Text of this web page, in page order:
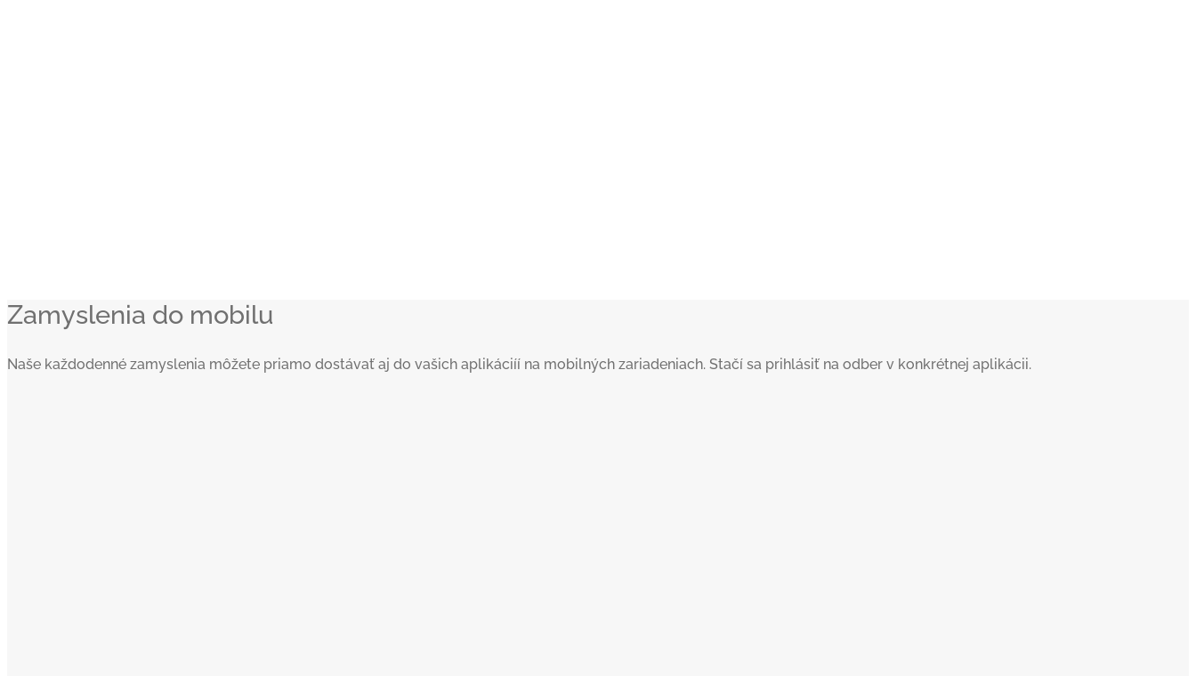
Zamyslenia do mobilu
Naše každodenné zamyslenia môžete priamo dostávať aj do vašich aplikáciíí na mobilných zariadeniach. Stačí sa prihlásiť na odber v konkrétnej aplikácii.